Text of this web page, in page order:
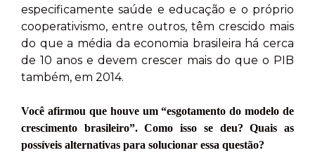
especificamente saúde e educação e o próprio
cooperativismo, entre outros, têm crescido mais
do que a média da economia brasileira há cerca
de 10 anos e devem crescer mais do que o PIB
também, em 2014.
Você afirmou que houve um “esgotamento do modelo de
crescimento brasileiro”. Como isso se deu? Quais as
possíveis alternativas para solucionar essa questão?